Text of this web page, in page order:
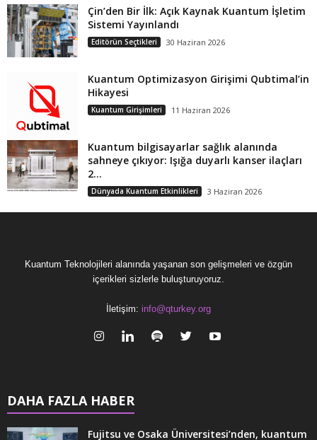
Çin’den Bir İlk: Açık Kaynak Kuantum İşletim
Sistemi Yayınlandı
Editörün Seçtikleri 30 Haziran 2026
Kuantum Optimizasyon Girişimi Qubtimal’in
Hikayesi
Kuantum Girişimleri 11 Haziran 2026
Kuantum bilgisayarlar sağlık alanında
sahneye çıkıyor: Işığa duyarlı kanser ilaçları
2...
Dünyada Kuantum Etkinlikleri 3 Haziran 2026
Kuantum Teknolojileri alanında yaşanan son gelişmeleri ve özgün
içerikleri sizlerle buluşturuyoruz.
İletişim: info@qturkey.org
DAHA FAZLA HABER
Fujitsu ve Osaka Üniversitesi’nden, kuantum